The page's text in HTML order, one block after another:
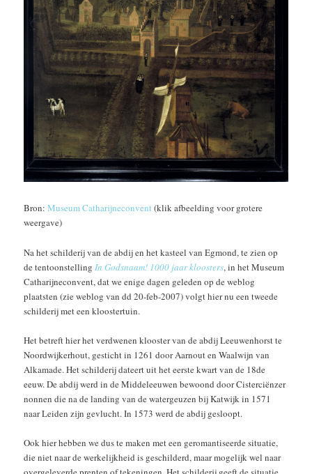
Bron:Museum Catharijneconvent(klik afbeelding voor grotere
weergave)
Na het schilderij van de abdij en het kasteel van Egmond, te zien op
de tentoonstelling In Godsnaam! 1000 jaar kloosters, in het Museum
Catharijneconvent, dat we enige dagen geleden op de weblog
plaatsten (zie weblog van dd 20-feb-2007) volgt hier nu een tweede
schilderij met een kloostertuin.
Het betreft hier het verdwenen klooster van de abdij Leeuwenhorst te
Noordwijkerhout, gesticht in 1261 door Aarnout en Waalwijn van
Alkamade. Het schilderij dateert uit het eerste kwart van de 18de
eeuw. De abdij werd in de Middeleeuwen bewoond door Cisterciënzer
nonnen die na de landing van de watergeuzen bij Katwijk in 1571
naar Leiden zijn gevlucht. In 1573 werd de abdij gesloopt.
Ook hier hebben we dus te maken met een geromantiseerde situatie,
die niet naar de werkelijkheid is geschilderd, maar mogelijk wel naar